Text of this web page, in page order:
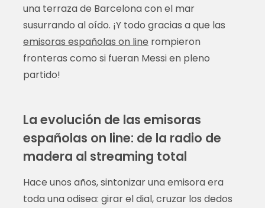
una terraza de Barcelona con el mar
susurrando al oído. ¡Y todo gracias a que las
emisoras españolas on line rompieron
fronteras como si fueran Messi en pleno
partido!
La evolución de las emisoras
españolas on line: de la radio de
madera al streaming total
Hace unos años, sintonizar una emisora era
toda una odisea: girar el dial, cruzar los dedos